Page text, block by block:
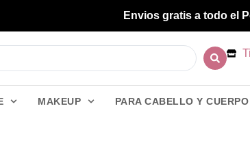
Envios gratis a todo el
MAKEUP PARA CABELLO Y CUERPO